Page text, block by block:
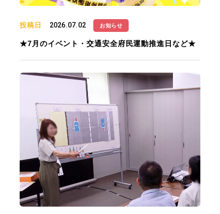
投稿日 2026.07.02 お知らせ
★7月のイベント・交通安全府民運動推進日など★